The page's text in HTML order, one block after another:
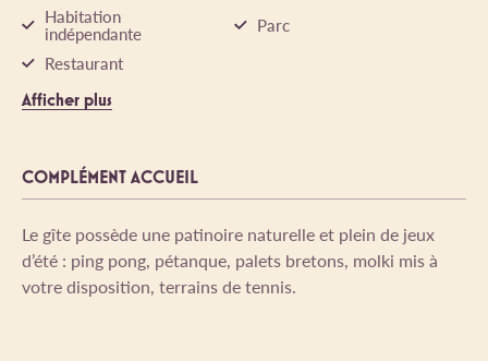
Habitation
indépendante
Parc
Restaurant
Afficher plus
COMPLÉMENT ACCUEIL
Le gîte possède une patinoire naturelle et plein de jeux
d’été : ping pong, pétanque, palets bretons, molki mis à
votre disposition, terrains de tennis.